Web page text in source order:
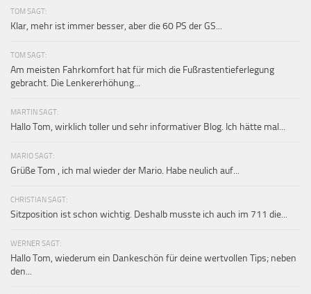
TOM SAGT:
Klar, mehr ist immer besser, aber die 60 PS der GS...
TOM SAGT:
Am meisten Fahrkomfort hat für mich die Fußrastentieferlegung
gebracht. Die Lenkererhöhung...
MARTIN SAGT:
Hallo Tom, wirklich toller und sehr informativer Blog. Ich hätte mal...
MARIO SAGT:
Grüße Tom , ich mal wieder der Mario. Habe neulich auf...
CHRISTIAN SAGT:
Sitzposition ist schon wichtig. Deshalb musste ich auch im 711 die...
WERNER SAGT:
Hallo Tom, wiederum ein Dankeschön für deine wertvollen Tips; neben
den...